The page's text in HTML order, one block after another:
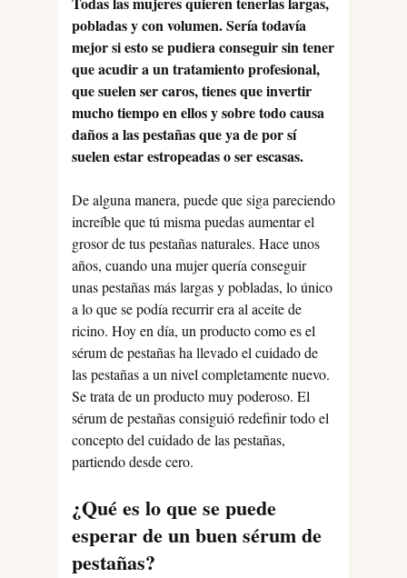
pobladas y con volumen. Sería todavía
mejor si esto se pudiera conseguir sin tener
que acudir a un tratamiento profesional,
que suelen ser caros, tienes que invertir
mucho tiempo en ellos y sobre todo causa
daños a las pestañas que ya de por sí
suelen estar estropeadas o ser escasas.
De alguna manera, puede que siga pareciendo
increíble que tú misma puedas aumentar el
grosor de tus pestañas naturales. Hace unos
años, cuando una mujer quería conseguir
unas pestañas más largas y pobladas, lo único
a lo que se podía recurrir era al aceite de
ricino. Hoy en día, un producto como es el
sérum de pestañas ha llevado el cuidado de
las pestañas a un nivel completamente nuevo.
Se trata de un producto muy poderoso. El
sérum de pestañas consiguió redefinir todo el
concepto del cuidado de las pestañas,
partiendo desde cero.
¿Qué es lo que se puede
esperar de un buen sérum de
pestañas?